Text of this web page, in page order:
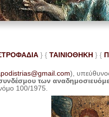
} { ΤΑΙΝΙΟΘΗΚΗ } {
),
των
100/1975.